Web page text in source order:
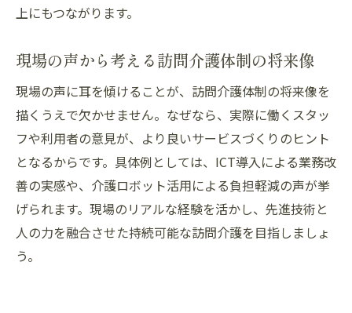
上にもつながります。
現場の声から考える訪問介護体制の将来像
現場の声に耳を傾けることが、訪問介護体制の将来像を
描くうえで欠かせません。なぜなら、実際に働くスタッ
フや利用者の意見が、より良いサービスづくりのヒント
となるからです。具体例としては、ICT導入による業務改
善の実感や、介護ロボット活用による負担軽減の声が挙
げられます。現場のリアルな経験を活かし、先進技術と
人の力を融合させた持続可能な訪問介護を目指しましょ
う。